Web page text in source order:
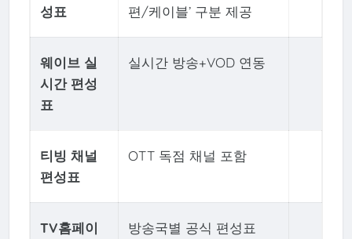
성표
편/케이블’ 구분 제공
웨이브 실
시간 편성
표
실시간 방송+VOD 연동
티빙 채널
편성표
OTT 독점 채널 포함
TV홈페이
방송국별 공식 편성표